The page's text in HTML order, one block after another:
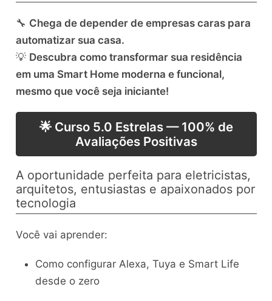
🔧 Chega de depender de empresas caras para
automatizar sua casa.
💡 Descubra como transformar sua residência
em uma Smart Home moderna e funcional,
mesmo que você seja iniciante!
🌟 Curso 5.0 Estrelas — 100% de
Avaliações Positivas
A oportunidade perfeita para eletricistas,
arquitetos, entusiastas e apaixonados por
tecnologia
Você vai aprender:
Como configurar Alexa, Tuya e Smart Life
desde o zero